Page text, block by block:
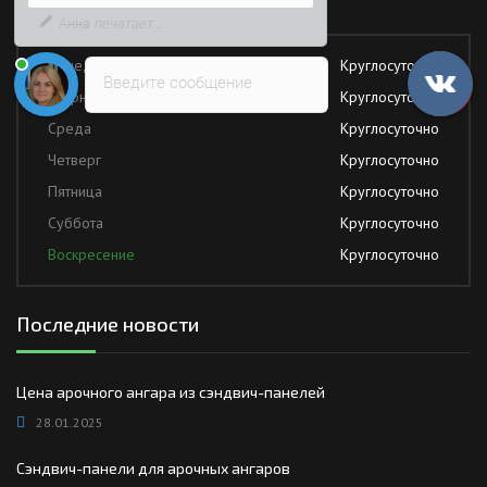
Понедельник
Круглосуточно
Вторник
Круглосуточно
Среда
Круглосуточно
Четверг
Круглосуточно
Пятница
Круглосуточно
Суббота
Круглосуточно
Воскресение
Круглосуточно
Последние новости
Цена арочного ангара из сэндвич-панелей
28.01.2025
Сэндвич-панели для арочных ангаров
Введите сообщение
быстрее